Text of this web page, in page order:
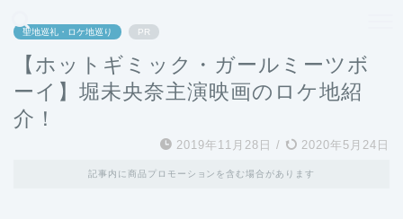
聖地巡礼・ロケ地巡り PR
【ホットギミック・ガールミーツボ
ーイ】堀未央奈主演映画のロケ地紹
介！
2019年11月28日 / 2020年5月24日
記事内に商品プロモーションを含む場合があります